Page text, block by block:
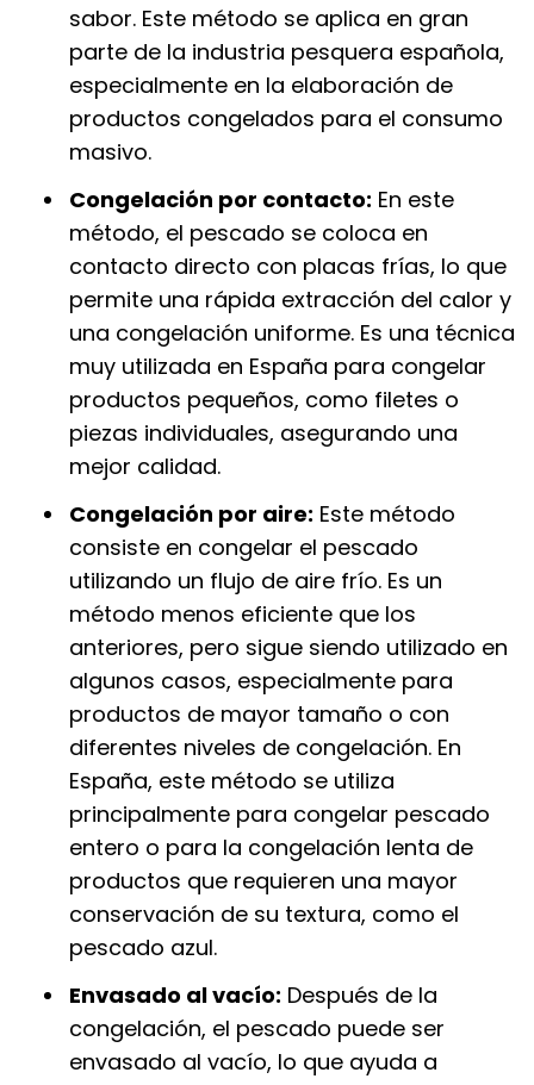
sabor. Este método se aplica en gran
parte de la industria pesquera española,
especialmente en la elaboración de
productos congelados para el consumo
masivo.
Congelación por contacto: En este
método, el pescado se coloca en
contacto directo con placas frías, lo que
permite una rápida extracción del calor y
una congelación uniforme. Es una técnica
muy utilizada en España para congelar
productos pequeños, como filetes o
piezas individuales, asegurando una
mejor calidad.
Congelación por aire: Este método
consiste en congelar el pescado
utilizando un flujo de aire frío. Es un
método menos eficiente que los
anteriores, pero sigue siendo utilizado en
algunos casos, especialmente para
productos de mayor tamaño o con
diferentes niveles de congelación. En
España, este método se utiliza
principalmente para congelar pescado
entero o para la congelación lenta de
productos que requieren una mayor
conservación de su textura, como el
pescado azul.
Envasado al vacío: Después de la
congelación, el pescado puede ser
envasado al vacío, lo que ayuda a